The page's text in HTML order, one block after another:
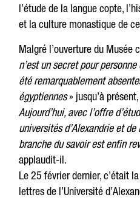
l’étude de la langue copte,
et la culture monastique de
Malgré l’ouverture du Musée
n’est un secret pour
été remarquablement
égyptiennes» jusqu’à
Aujourd’hui, avec l’offre
universités d’Alexandrie et
branche du savoir est enfin
applaudit-il.
Le 25 février dernier, c’était
lettres de l’Université